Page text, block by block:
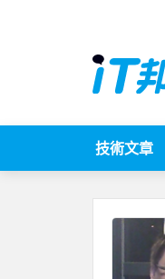
技術文章